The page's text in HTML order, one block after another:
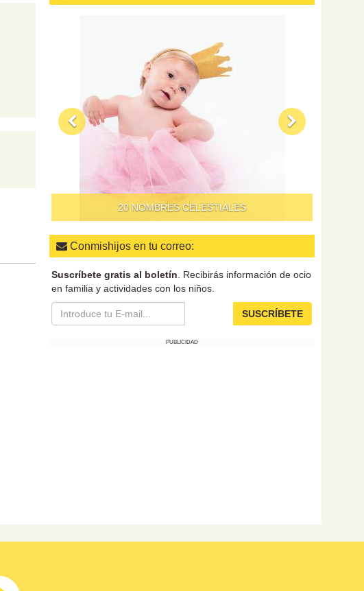
20 NOMBRES CELESTIALES
Conmishijos en tu correo:
Suscríbete gratis al boletín . Recibirás información de ocio
en familia y actividades con los niños.
SUSCRÍBETE
PUBLICIDAD